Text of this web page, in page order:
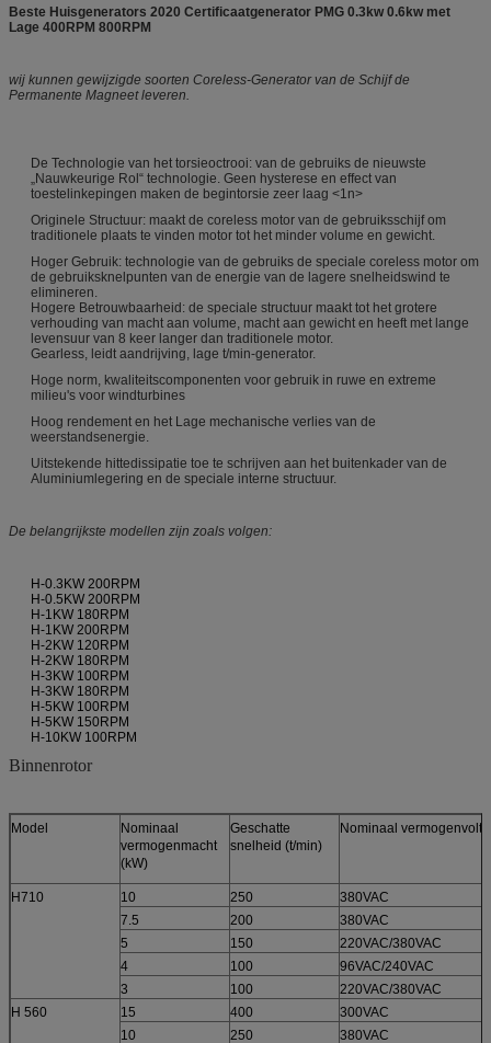
Beste Huisgenerators 2020 Certificaatgenerator PMG 0.3kw 0.6kw met
Lage 400RPM 800RPM
wij kunnen gewijzigde soorten Coreless-Generator van de Schijf de
Permanente Magneet leveren.
De Technologie van het torsieoctrooi: van de gebruiks de nieuwste
„Nauwkeurige Rol“ technologie. Geen hysterese en effect van
toestelinkepingen maken de begintorsie zeer laag <1n>
Originele Structuur: maakt de coreless motor van de gebruiksschijf om
traditionele plaats te vinden motor tot het minder volume en gewicht.
Hoger Gebruik: technologie van de gebruiks de speciale coreless motor om
de gebruiksknelpunten van de energie van de lagere snelheidswind te
elimineren.
Hogere Betrouwbaarheid: de speciale structuur maakt tot het grotere
verhouding van macht aan volume, macht aan gewicht en heeft met lange
levensuur van 8 keer langer dan traditionele motor.
Gearless, leidt aandrijving, lage t/min-generator.
Hoge norm, kwaliteitscomponenten voor gebruik in ruwe en extreme
milieu's voor windturbines
Hoog rendement en het Lage mechanische verlies van de
weerstandsenergie.
Uitstekende hittedissipatie toe te schrijven aan het buitenkader van de
Aluminiumlegering en de speciale interne structuur.
De belangrijkste modellen zijn zoals volgen:
H-0.3KW 200RPM
H-0.5KW 200RPM
H-1KW 180RPM
H-1KW 200RPM
H-2KW 120RPM
H-2KW 180RPM
H-3KW 100RPM
H-3KW 180RPM
H-5KW 100RPM
H-5KW 150RPM
H-10KW 100RPM
Binnenrotor
Model
Nominaal
vermogenmacht
(kW)
Geschatte
snelheid (t/min)
Nominaal
H710 10 250
380VAC
7.5
200
380VAC
5
150
220VAC/380VAC
4
100
96VAC/240VAC
3
100
220VAC/380VAC
H 560
15 400
300VAC
10
250
380VAC